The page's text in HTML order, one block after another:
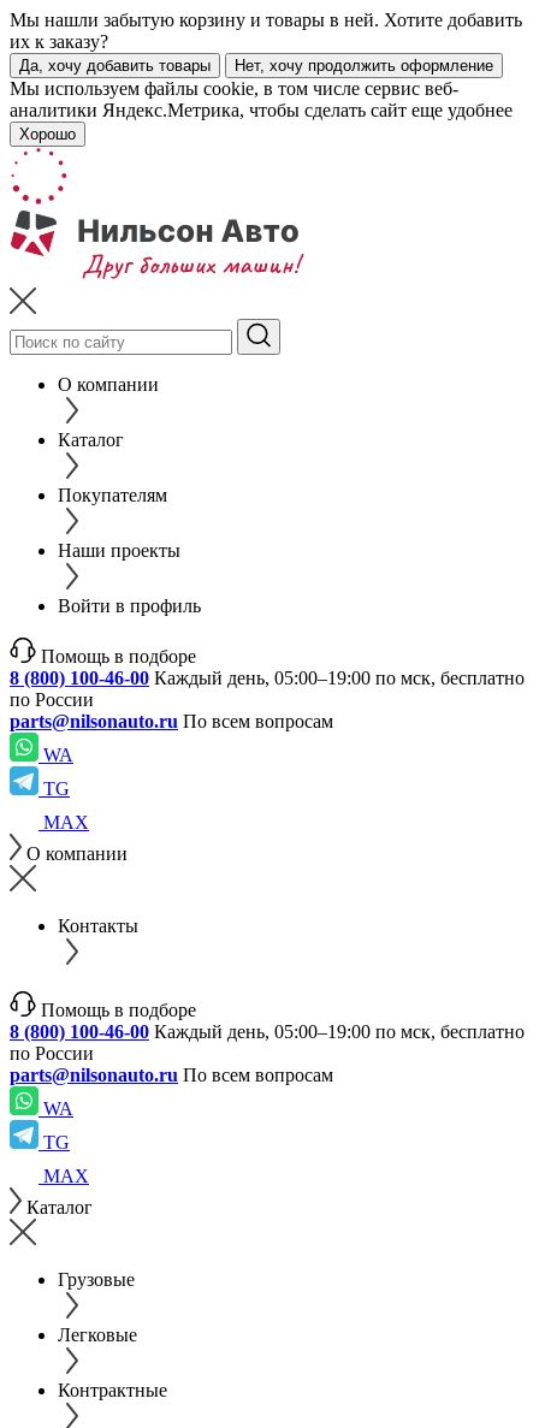
Мы нашли забытую корзину и товары в ней. Хотите добавить
их к заказу?
Да, хочу добавить товары Нет, хочу продолжить оформление
Мы используем файлы cookie, в том числе сервис веб-
аналитики Яндекс.Метрика, чтобы сделать сайт еще удобнее
Хорошо
О компании
Каталог
Покупателям
Наши проекты
Войти в профиль
Помощь в подборе
8 (800) 100-46-00 Каждый день, 05:00–19:00 по мск, бесплатно
по России
parts@nilsonauto.ru По всем вопросам
WA
TG
MAX
О компании
Контакты
Помощь в подборе
8 (800) 100-46-00 Каждый день, 05:00–19:00 по мск, бесплатно
по России
parts@nilsonauto.ru По всем вопросам
WA
TG
MAX
Каталог
Грузовые
Легковые
Контрактные